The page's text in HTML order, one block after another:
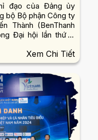
đạo của Đảng ủy
bộ Bộ phận Công ty
Thành (BenThanh
Đại hội lần thứ X
Xem Chi Tiết